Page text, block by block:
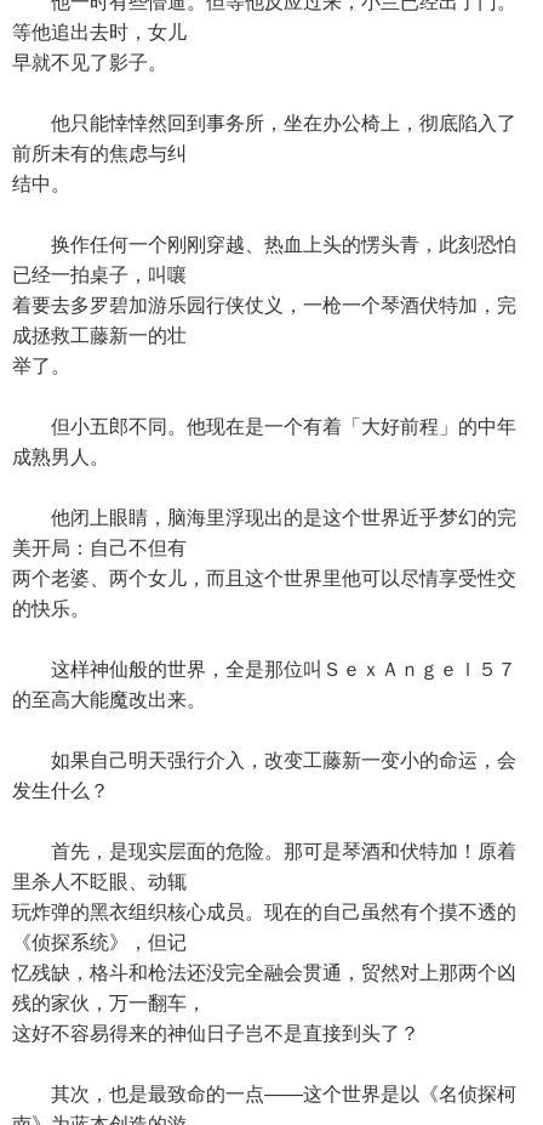
等他追出去时，女儿
早就不见了影子。
他只能悻悻然回到事务所，坐在办公椅上，彻底陷入了
前所未有的焦虑与纠
结中。
换作任何一个刚刚穿越、热血上头的愣头青，此刻恐怕
已经一拍桌子，叫嚷
着要去多罗碧加游乐园行侠仗义，一枪一个琴酒伏特加，完
成拯救工藤新一的壮
举了。
但小五郎不同。他现在是一个有着「大好前程」的中年
成熟男人。
他闭上眼睛，脑海里浮现出的是这个世界近乎梦幻的完
美开局：自己不但有
两个老婆、两个女儿，而且这个世界里他可以尽情享受性交
的快乐。
这样神仙般的世界，全是那位叫ＳｅｘＡｎｇｅｌ５７
的至高大能魔改出来。
如果自己明天强行介入，改变工藤新一变小的命运，会
发生什么？
首先，是现实层面的危险。那可是琴酒和伏特加！原着
里杀人不眨眼、动辄
玩炸弹的黑衣组织核心成员。现在的自己虽然有个摸不透的
《侦探系统》，但记
忆残缺，格斗和枪法还没完全融会贯通，贸然对上那两个凶
残的家伙，万一翻车，
这好不容易得来的神仙日子岂不是直接到头了？
其次，也是最致命的一点——这个世界是以《名侦探柯